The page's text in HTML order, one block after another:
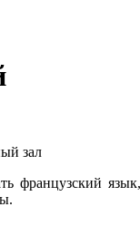
зал
французский